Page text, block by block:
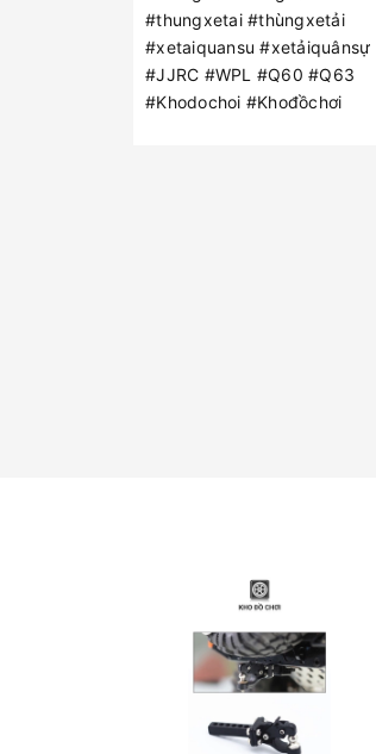
#thungxetai #thùngxetải
#xetaiquansu #xetảiquânsự
#JJRC #WPL #Q60 #Q63
#Khodochoi #Khođồchơi